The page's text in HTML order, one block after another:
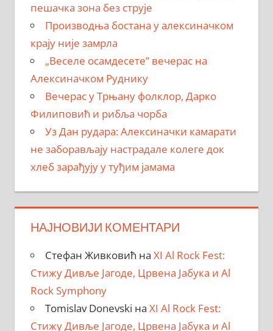
пешачка зона без струје
Производња бостана у алексиначком
крају није замрла
„Веселе осамдесете” вечерас на
Алексиначком Руднику
Вечерас у Трњану фолклор, Дарко
Филиповић и рибља чорба
Уз Дан рудара: Алексиначки камарати
не заборављају настрадале колеге док
хлеб зарађују у туђим јамама
НАЈНОВИЈИ КОМЕНТАРИ
Стефан Живковић на XI Al Rock Fest:
Стижу Дивље Јагоде, Црвена Јабука и Al
Rock Symphony
Tomislav Donevski на XI Al Rock Fest:
Стижу Дивље Јагоде, Црвена Јабука и Al